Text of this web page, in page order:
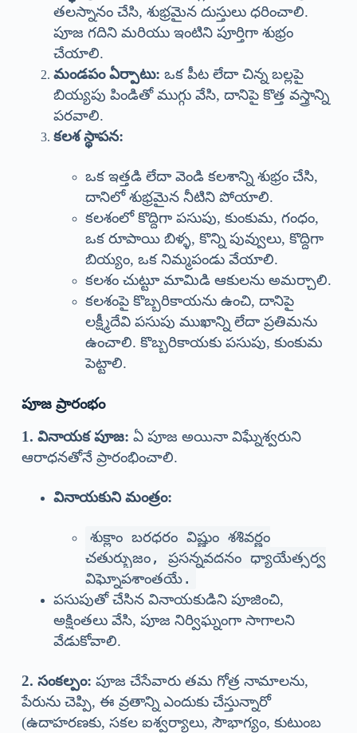
తలస్నానం చేసి, శుభ్రమైన దుస్తులు ధరించాలి.
పూజ గదిని మరియు ఇంటిని పూర్తిగా శుభ్రం
చేయాలి.
మండపం ఏర్పాటు: ఒక పీట లేదా చిన్న బల్లపై
బియ్యపు పిండితో ముగ్గు వేసి, దానిపై కొత్త వస్త్రాన్ని
పరవాలి.
కలశ స్థాపన:
ఒక ఇత్తడి లేదా వెండి కలశాన్ని శుభ్రం చేసి,
దానిలో శుభ్రమైన నీటిని పోయాలి.
కలశంలో కొద్దిగా పసుపు, కుంకుమ, గంధం,
ఒక రూపాయి బిళ్ళ, కొన్ని పువ్వులు, కొద్దిగా
బియ్యం, ఒక నిమ్మపండు వేయాలి.
కలశం చుట్టూ మామిడి ఆకులను అమర్చాలి.
కలశంపై కొబ్బరికాయను ఉంచి, దానిపై
లక్ష్మీదేవి పసుపు ముఖాన్ని లేదా ప్రతిమను
ఉంచాలి. కొబ్బరికాయకు పసుపు, కుంకుమ
పెట్టాలి.
పూజ ప్రారంభం
1. వినాయక పూజ: ఏ పూజ అయినా విఘ్నేశ్వరుని
ఆరాధనతోనే ప్రారంభించాలి.
వినాయకుని మంత్రం:
శుక్లాం బరధరం విష్ణుం శశివర్ణం
చతుర్భుజం, ప్రసన్నవదనం ధ్యాయేత్సర్వ
విఘ్నోపశాంతయే.
పసుపుతో చేసిన వినాయకుడిని పూజించి,
అక్షింతలు వేసి, పూజ నిర్విఘ్నంగా సాగాలని
వేడుకోవాలి.
2. సంకల్పం: పూజ చేసేవారు తమ గోత్ర నామాలను,
పేరును చెప్పి, ఈ వ్రతాన్ని ఎందుకు చేస్తున్నారో
(ఉదాహరణకు, సకల ఐశ్వర్యాలు, సౌభాగ్యం, కుటుంబ